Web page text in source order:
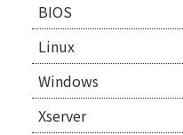
BIOS
Linux
Windows
Xserver